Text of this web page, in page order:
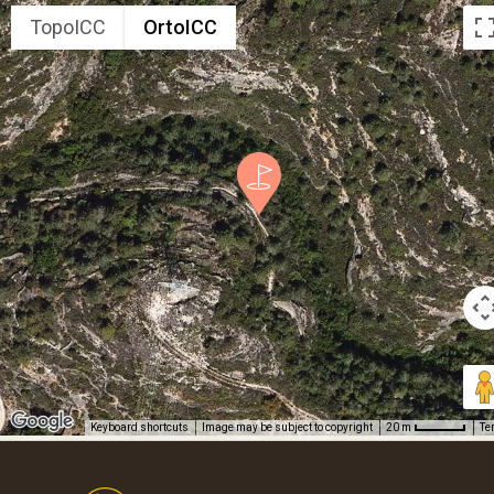
TopoICC OrtoICC
Keyboard shortcuts Image may be subject to copyright 20 m